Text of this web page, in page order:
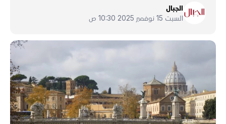
الجبال
السبت 15 نوفمبر 2025 10:30 ص